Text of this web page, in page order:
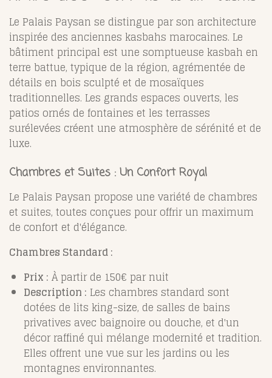
Le Palais Paysan se distingue par son architecture
inspirée des anciennes kasbahs marocaines. Le
bâtiment principal est une somptueuse kasbah en
terre battue, typique de la région, agrémentée de
détails en bois sculpté et de mosaïques
traditionnelles. Les grands espaces ouverts, les
patios ornés de fontaines et les terrasses
surélevées créent une atmosphère de sérénité et de
luxe.
Chambres et Suites : Un Confort Royal
Le Palais Paysan propose une variété de chambres
et suites, toutes conçues pour offrir un maximum
de confort et d'élégance.
Chambres Standard :
Prix : À partir de 150€ par nuit
Description : Les chambres standard sont
dotées de lits king-size, de salles de bains
privatives avec baignoire ou douche, et d'un
décor raffiné qui mélange modernité et tradition.
Elles offrent une vue sur les jardins ou les
montagnes environnantes.